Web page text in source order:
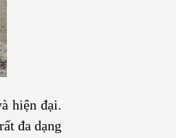
hiện đại.
đa dạng